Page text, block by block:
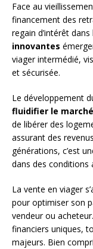
Face au
financement des
regain d’intérêt
innovantes
viager intermédié,
et sécurisée.
Le développement
fluidifier le
de libérer des
assurant des
générations, c’est
dans des conditions
La vente en viager
pour optimiser son
vendeur ou
financiers uniques,
majeurs. Bien